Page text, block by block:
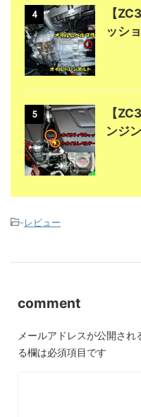
4
【
ッシ
5
【
ンジ
-レビュー
comment
メールアドレスが公開され
る欄は必須項目です